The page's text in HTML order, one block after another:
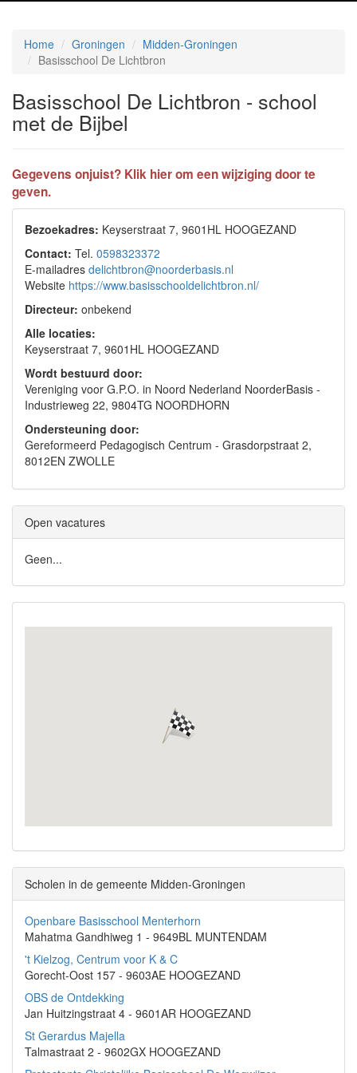
Home Groningen
Midden-Groningen
Basisschool De Lichtbron
Basisschool De Lichtbron - school
met de Bijbel
Gegevens onjuist? Klik hier om een wijziging door te
geven.
Bezoekadres: Keyserstraat 7, 9601HL HOOGEZAND
Contact: Tel. 0598323372
E-mailadres delichtbron@noorderbasis.nl
Website https://www.basisschooldelichtbron.nl/
Directeur: onbekend
Alle locaties:
Keyserstraat 7, 9601HL HOOGEZAND
Wordt bestuurd door:
Vereniging voor G.P.O. in Noord Nederland NoorderBasis -
Industrieweg 22, 9804TG NOORDHORN
Ondersteuning door:
Gereformeerd Pedagogisch Centrum - Grasdorpstraat 2,
8012EN ZWOLLE
Open vacatures
Geen...
Scholen in de gemeente Midden-Groningen
Openbare Basisschool Menterhorn
Mahatma Gandhiweg 1 - 9649BL MUNTENDAM
't Kielzog, Centrum voor K & C
Gorecht-Oost 157 - 9603AE HOOGEZAND
OBS de Ontdekking
Jan Huitzingstraat 4 - 9601AR HOOGEZAND
St Gerardus Majella
Talmastraat 2 - 9602GX HOOGEZAND